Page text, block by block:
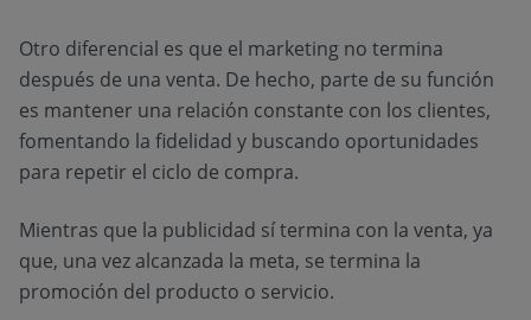
Otro diferencial es que el marketing no termina
después de una venta. De hecho, parte de su función
es mantener una relación constante con los clientes,
fomentando la fidelidad y buscando oportunidades
para repetir el ciclo de compra.
Mientras que la publicidad sí termina con la venta, ya
que, una vez alcanzada la meta, se termina la
promoción del producto o servicio.